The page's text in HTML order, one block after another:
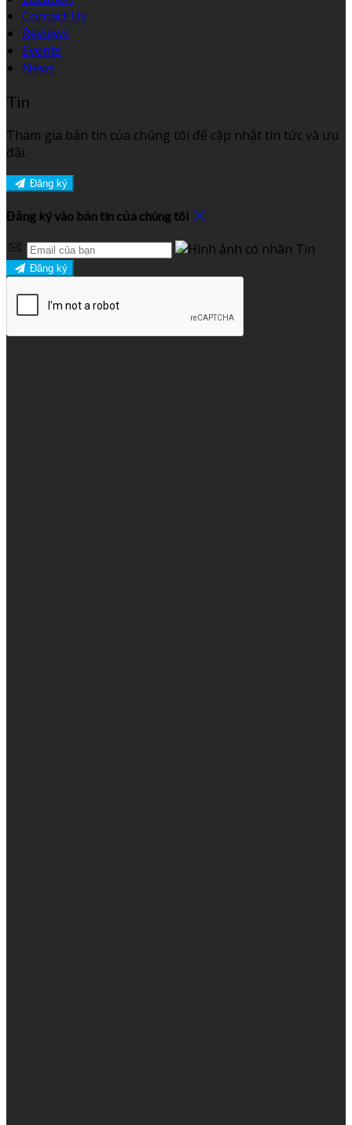
Contact Us
Reviews
Events
News
Tin
Tham gia bản tin của chúng tôi để cập nhật tin tức và ưu
đãi.
Đăng ký
Đăng ký vào bản tin của chúng tôi
Đăng ký